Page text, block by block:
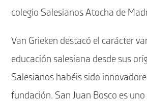
colegio Salesianos Atocha de
Van Grieken destacó el carácter
educación salesiana desde sus
Salesianos habéis sido
fundación. San Juan Bosco es